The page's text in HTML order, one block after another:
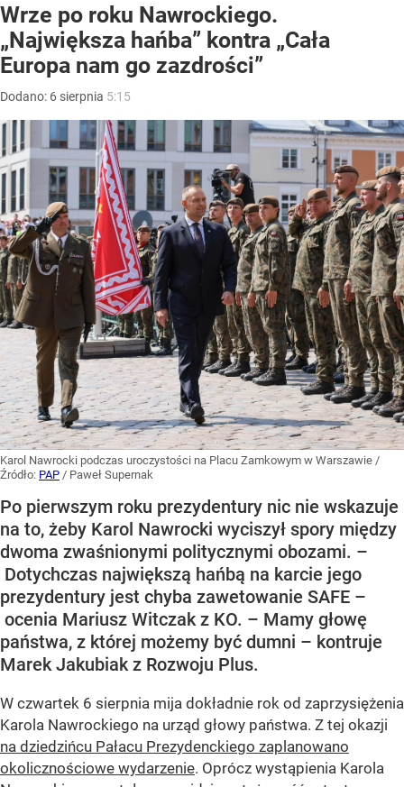
Wrze po roku Nawrockiego.
„Największa hańba” kontra „Cała
Europa nam go zazdrości”
Dodano: 6 sierpnia 5:15
Karol Nawrocki podczas uroczystości na Placu Zamkowym w Warszawie /
Źródło: PAP / Paweł Supernak
Po pierwszym roku prezydentury nic nie wskazuje
na to, żeby Karol Nawrocki wyciszył spory między
dwoma zwaśnionymi politycznymi obozami. –
Dotychczas największą hańbą na karcie jego
prezydentury jest chyba zawetowanie SAFE –
ocenia Mariusz Witczak z KO. – Mamy głowę
państwa, z której możemy być dumni – kontruje
Marek Jakubiak z Rozwoju Plus.
W czwartek 6 sierpnia mija dokładnie rok od zaprzysiężenia
Karola Nawrockiego na urząd głowy państwa. Z tej okazji
na dziedzińcu Pałacu Prezydenckiego zaplanowano
okolicznościowe wydarzenie. Oprócz wystąpienia Karola